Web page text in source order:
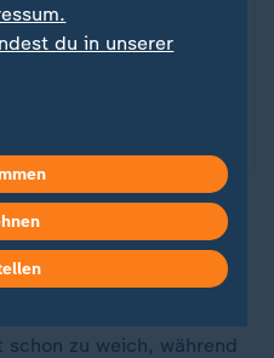
Äpfeln für die
und was nicht.
lagern
unterschiedlich lang,
"Der Gravensteiner
zu weich, während
du in unserer